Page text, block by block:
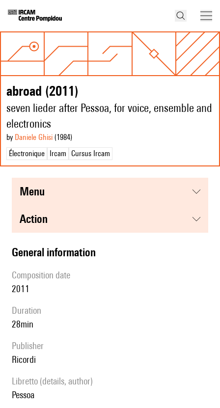
abroad (2011)
seven lieder after Pessoa, for voice, ensemble and
electronics
by Daniele Ghisi (1984)
Électronique
Ircam Cursus Ircam
menu
action
general information
composition date
2011
duration
28min
publisher
Ricordi
Libretto (details, author)
Pessoa